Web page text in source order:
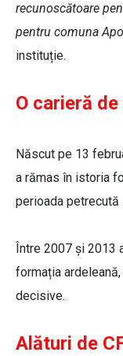
recunoscătoare
pentru comuna
instituție.
O carieră
Născut pe 13
a rămas în istoria
perioada petrecută
Între 2007 și 2013
formația
decisive.
Alături de